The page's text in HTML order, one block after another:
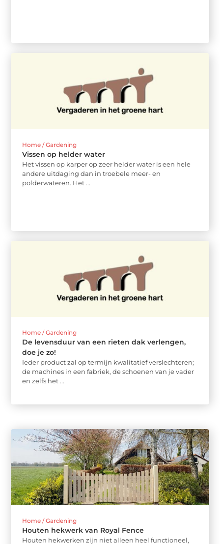
Home / Gardening
Vissen op helder water
Het vissen op karper op zeer helder water is een hele
andere uitdaging dan in troebele meer- en
polderwateren. Het ...
Home / Gardening
De levensduur van een rieten dak verlengen,
doe je zo!
Ieder product zal op termijn kwalitatief verslechteren;
de machines in een fabriek, de schoenen van je vader
en zelfs het ...
Home / Gardening
Houten hekwerk van Royal Fence
Houten hekwerken zijn niet alleen heel functioneel,